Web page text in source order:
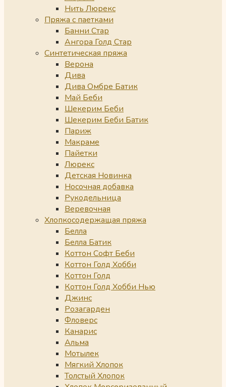
Нить Люрекс
Пряжа с паетками
Банни Стар
Ангора Голд Стар
Синтетическая пряжа
Верона
Дива
Дива Омбре Батик
Май Беби
Шекерим Беби
Шекерим Беби Батик
Париж
Макраме
Пайетки
Люрекс
Детская Новинка
Носочная добавка
Рукодельница
Веревочная
Хлопкосодержащая пряжа
Белла
Белла Батик
Коттон Софт Беби
Коттон Голд Хобби
Коттон Голд
Коттон Голд Хобби Нью
Джинс
Розагарден
Фловерс
Канарис
Альма
Мотылек
Мягкий Хлопок
Толстый Хлопок